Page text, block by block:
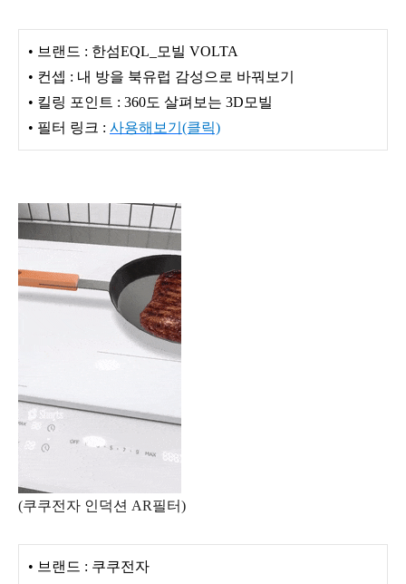
• 브랜드 : 한섬EQL_모빌 VOLTA
• 컨셉 : 내 방을 북유럽 감성으로 바꿔보기
• 킬링 포인트 : 360도 살펴보는 3D모빌
• 필터 링크 : 사용해보기(클릭)
(쿠쿠전자 인덕션 AR필터)
• 브랜드 : 쿠쿠전자